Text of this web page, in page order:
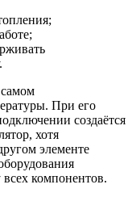
При его
создаётся
хотя
элементе
компонентов.